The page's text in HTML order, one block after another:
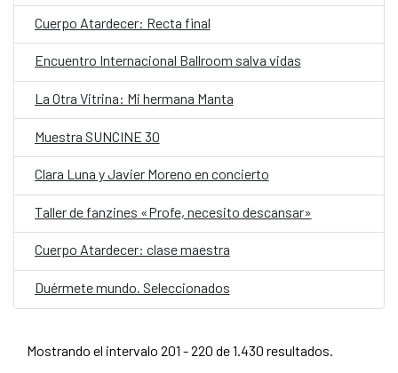
Cuerpo Atardecer: Recta final
Encuentro Internacional Ballroom salva vidas
La Otra Vitrina: Mi hermana Manta
Muestra SUNCINE 30
Clara Luna y Javier Moreno en concierto
Taller de fanzines «Profe, necesito descansar»
Cuerpo Atardecer: clase maestra
Duérmete mundo. Seleccionados
Mostrando el intervalo 201 - 220 de 1.430 resultados.